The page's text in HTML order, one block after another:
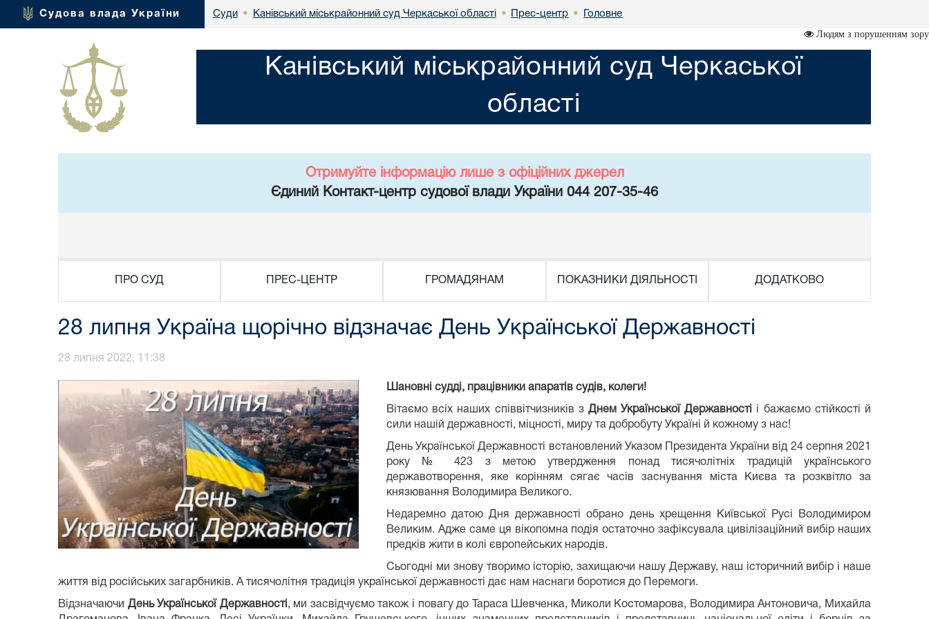
Судова влада України Суди • Канівський міськрайонний суд Черкаської області • Прес-центр • Головне
Людям з порушенням зору
Канівський міськрайонний суд Черкаської
області
Отримуйте інформацію лише з офіційних джерел
Єдиний Контакт-центр судової влади України 044 207-35-46
ПРО СУД ПРЕС-ЦЕНТР ГРОМАДЯНАМ ПОКАЗНИКИ ДІЯЛЬНОСТІ ДОДАТКОВО
28 липня Україна щорічно відзначає День Української Державності
28 липня 2022, 11:38
Шановні судді, працівники апаратів судів, колеги!
Вітаємо всіх наших співвітчизників з Днем Української Державності і бажаємо стійкості й
сили нашій державності, міцності, миру та добробуту Україні й кожному з нас!
День Української Державності встановлений Указом Президента України від 24 серпня 2021
року № 423 з метою утвердження понад тисячолітніх традицій українського
державотворення, яке корінням сягає часів заснування міста Києва та розквітло за
князювання Володимира Великого.
Недаремно датою Дня державності обрано день хрещення Київської Русі Володимиром
Великим. Адже саме ця вікопомна подія остаточно зафіксувала цивілізаційний вибір наших
предків жити в колі європейських народів.
Сьогодні ми знову творимо історію, захищаючи нашу Державу, наш історичний вибір і наше
життя від російських загарбників. А тисячолітня традиція української державності дає нам наснаги боротися до Перемоги.
Відзначаючи День Української Державності, ми засвідчуємо також і повагу до Тараса Шевченка, Миколи Костомарова, Володимира Антоновича, Михайла